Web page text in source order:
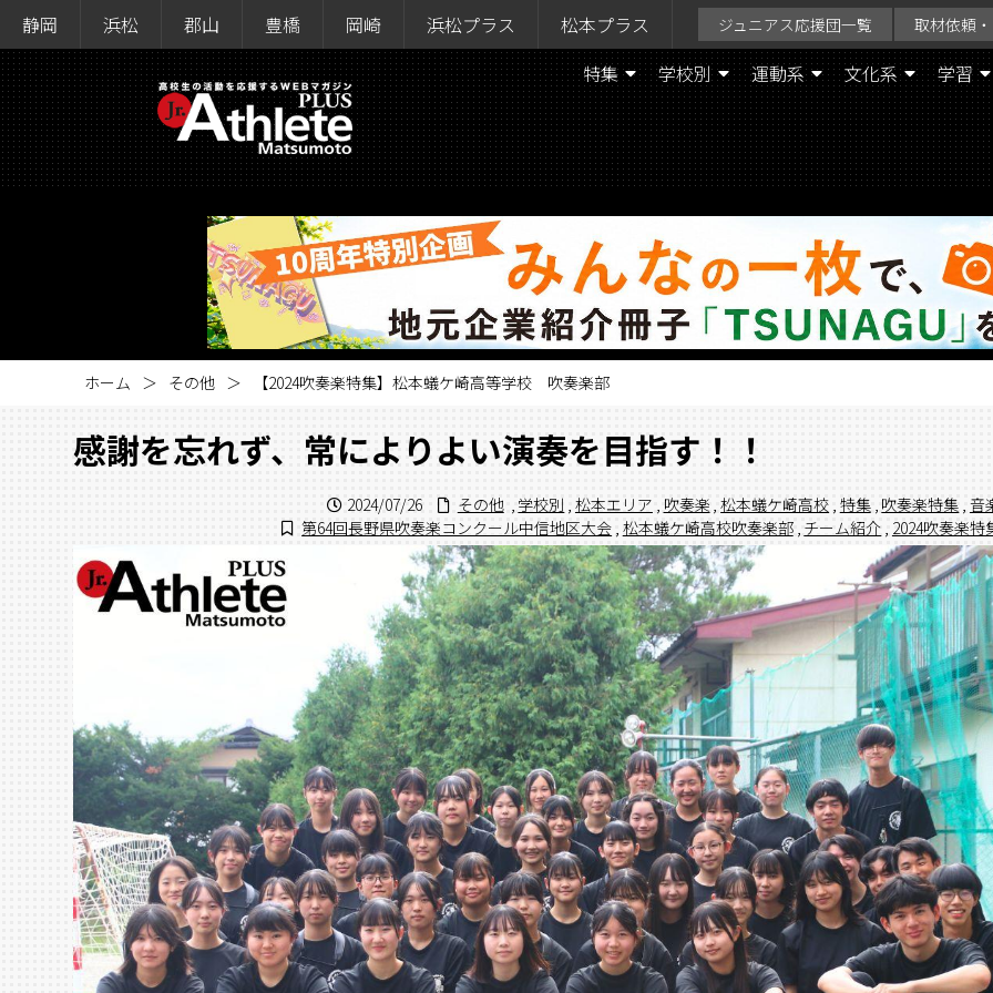
静岡 浜松 郡山 豊橋 岡崎 浜松プラス 松本プラス ジュニアス応援団一覧 取材依頼
特集 学校別 運動系 文化系 学習
ホーム その他 【2024吹奏楽特集】松本蟻ケ崎高等学校 吹奏楽部
感謝を忘れず、常によりよい演奏を目指す！！
2024/07/26 その他 , 学校別 , 松本エリア , 吹奏楽 , 松本蟻ケ崎高校 , 特集 , 吹奏楽特集 , 音
第64回長野県吹奏楽コンクール中信地区大会 , 松本蟻ケ崎高校吹奏楽部 , チーム紹介 , 2024吹奏楽特